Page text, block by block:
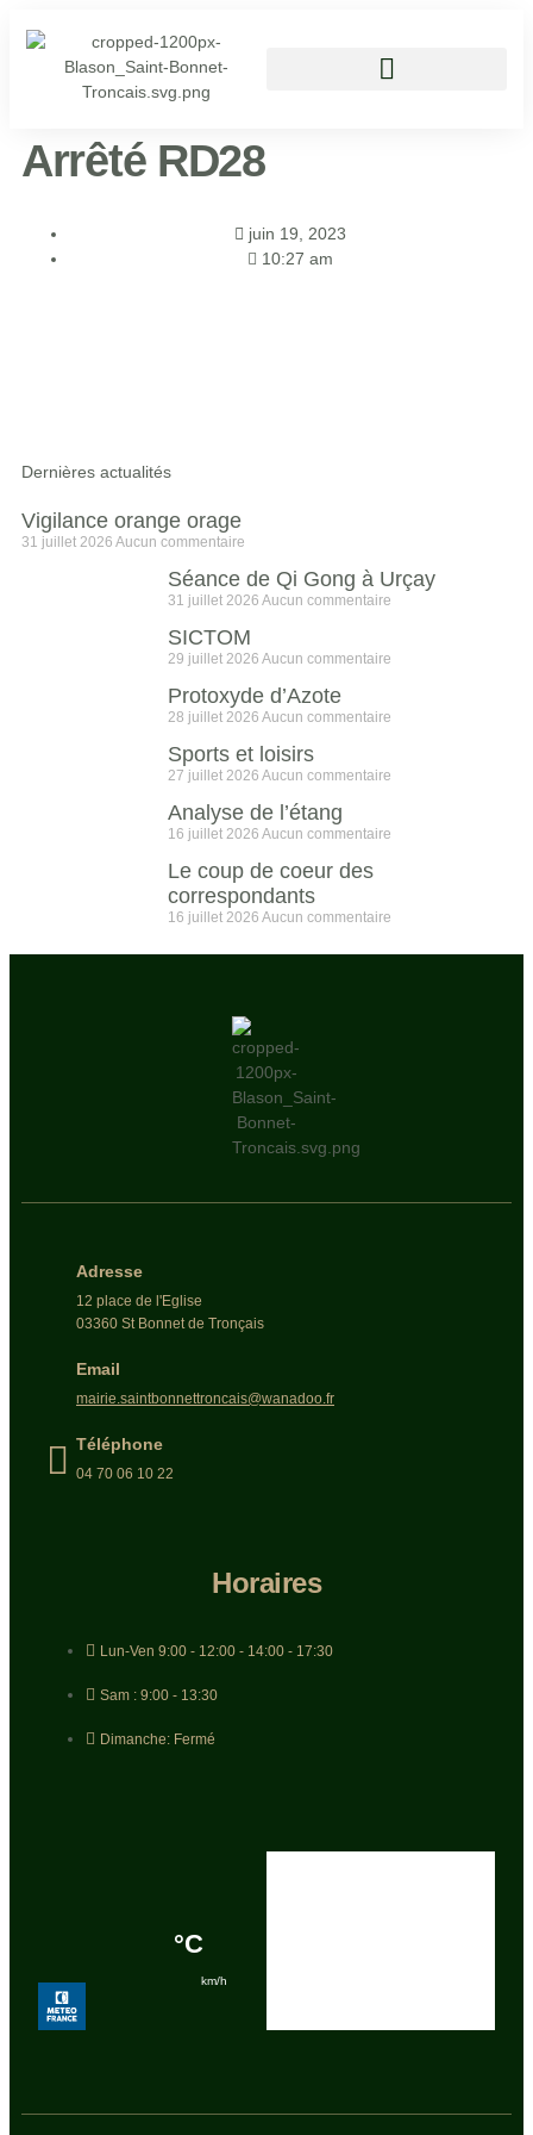
Arrêté RD28
juin 19, 2023
10:27 am
Dernières actualités
Vigilance orange orage
31 juillet 2026 Aucun commentaire
Séance de Qi Gong à Urçay
31 juillet 2026 Aucun commentaire
SICTOM
29 juillet 2026 Aucun commentaire
Protoxyde d’Azote
28 juillet 2026 Aucun commentaire
Sports et loisirs
27 juillet 2026 Aucun commentaire
Analyse de l’étang
16 juillet 2026 Aucun commentaire
Le coup de coeur des
correspondants
16 juillet 2026 Aucun commentaire
Adresse
12 place de l'Eglise
03360 St Bonnet de Tronçais
Email
mairie.saintbonnettroncais@wanadoo.fr
Téléphone
04 70 06 10 22
Horaires
Lun-Ven 9:00 - 12:00 - 14:00 - 17:30
Sam : 9:00 - 13:30
Dimanche: Fermé